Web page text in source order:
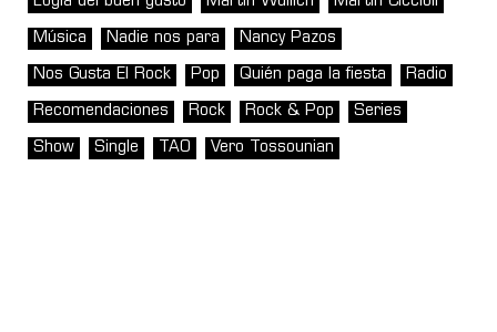
Música Nadie nos para Nancy Pazos
Nos Gusta El Rock Pop Quién paga la fiesta Radio
Recomendaciones Rock Rock & Pop Series
Show Single TAO Vero Tossounian